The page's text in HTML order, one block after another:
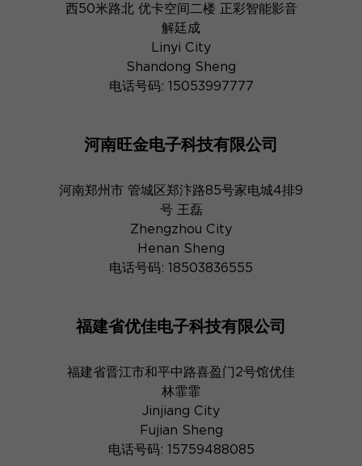
西50米路北 优卡空间二楼 正彩智能影音
解廷成
Linyi City
Shandong Sheng
电话号码: 15053997777
河南旺金电子科技有限公司
河南郑州市 管城区郑汴路85号家电城4排9
号 王磊
Zhengzhou City
Henan Sheng
电话号码: 18503836555
福建省优佳电子科技有限公司
福建省晋江市和平中路喜盈门2号馆优佳
林霏霏
Jinjiang City
Fujian Sheng
电话号码: 15759488085